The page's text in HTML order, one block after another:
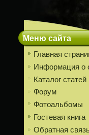
Меню сайта
Главная
Информация о
Каталог статей
Форум
Фотоальбомы
Гостевая книга
Обратная